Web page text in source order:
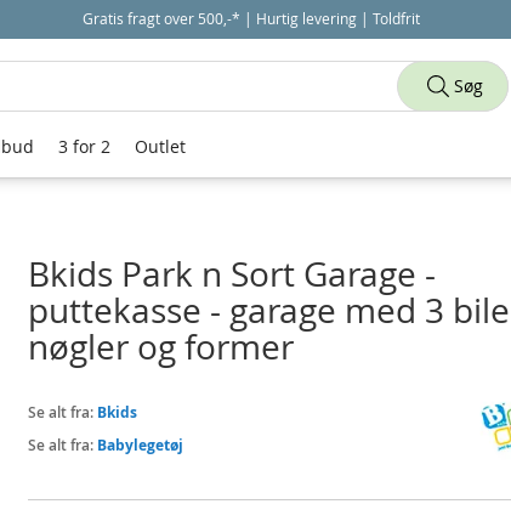
Gratis fragt over 500,-* | Hurtig levering | Toldfrit
Bkids Park n Sort Garage -
puttekasse - garage med 3
nøgler og former
Se alt fra: Bkids
Se alt fra: Babylegetøj
Søg
3 for 2 Outlet